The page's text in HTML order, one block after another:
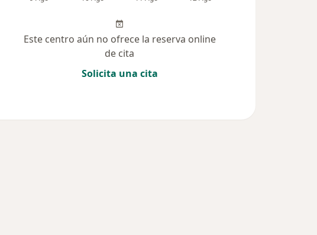
Este centro aún no ofrece la reserva online
de cita
Solicita una cita